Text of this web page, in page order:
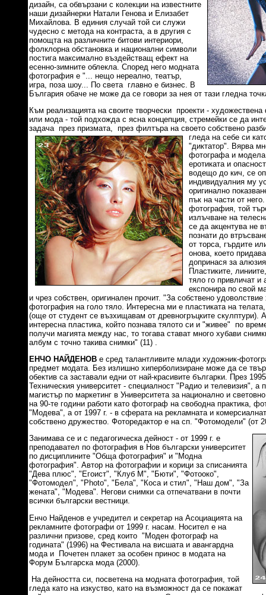
дизайн, са обвързани с колекции на известните
наши дизайнерки Натали Генова и Елизабет
Михайлова. В единия случай той си служи
чудесно с метода на контраста, а в другия с
помощта на различните битови интериори,
фолклорна обстановка и национални символи
постига максимално въздействащ ефект на
есенно-зимните облекла. Според него модната
фотография е "... нещо нереално, театър,
игра, поза шоу... По света главно е бизнес. В
България обаче не може да се говори за нея от тази гледна
Към реализацията на своите творчески проекти -
или мода - той подхожда с ясна концепция, стремейки се да
задача през призмата, през филтъра на своето собствено
гледа на себе си
"диктатор". Вярва
фотографа и
еротиката и
водещо до кич, се
индивидуалния му
оригинално
пък на части от
фотография, той
излъчване на
се да акцентува не
познати до
от торса, гърдите
онова, което
допринася за
Пластиките,
тяло го привличат и
експонира по свой
и чрез собствен, оригинален прочит. "За собствено
фотография на голо тяло. Интересна ми е пластиката на
(още от студент се възхищавам от древногръцките скулптури).
интересна пластика, който познава тялото си и "живее" по
получи магията между нас, то тогава стават много хубави
албум с точно такива снимки" (11) .
ЕНЧО НАЙДЕНОВ е сред талантливите млади художник-
предмет модата. Без излишно хиперболизиране може да се
обектив са заставали едни от най-красивите българки. През
Техническия университет - специалност "Радио и телевизия", а
магистър по маркетинг в Университета за национално и
на 90-те години работи като фотограф на свободна практика,
"Модева", а от 1997 г. - в сферата на рекламната и
собствено дружество. Фоторедактор е на сп. "Фотомодели" (от
Занимава се и с педагогическа дейност - от 1999 г. е
преподавател по фотография в Нов български университет
по дисциплините "Обща фотография" и "Модна
фотография". Автор на фотографии и корици за списанията
"Дева плюс", "Егоист", "Клуб М", "Бюти", "Фотооко",
"Фотомодел", "Photo", "Бела", "Коса и стил", "Наш дом", "За
жената", "Модева". Негови снимки са отпечатвани в почти
всички български вестници.
Енчо Найденов е учредител и секретар на Асоциацията на
рекламните фотографи от 1999 г. насам. Носител е на
различни призове, сред които "Моден фотограф на
годината" (1996) на Фестивала на висшата и авангардна
мода и Почетен плакет за особен принос в модата на
Форум Българска мода (2000).
На дейността си, посветена на модната фотография, той
гледа като на изкуство, като на възможност да се покажат